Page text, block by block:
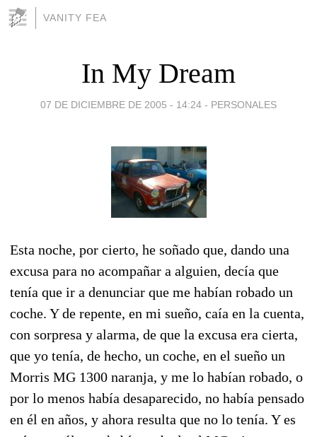
VANITY FEA
In My Dream
07 DE DICIEMBRE DE 2005 - 14:24 - PERSONALES
Esta noche, por cierto, he soñado que, dando una
excusa para no acompañar a alguien, decía que
tenía que ir a denunciar que me habían robado un
coche. Y de repente, en mi sueño, caía en la cuenta,
con sorpresa y alarma, de que la excusa era cierta,
que yo tenía, de hecho, un coche, en el sueño un
Morris MG 1300 naranja, y me lo habían robado, o
por lo menos había desaparecido, no había pensado
en él en años, y ahora resulta que no lo tenía. Y es